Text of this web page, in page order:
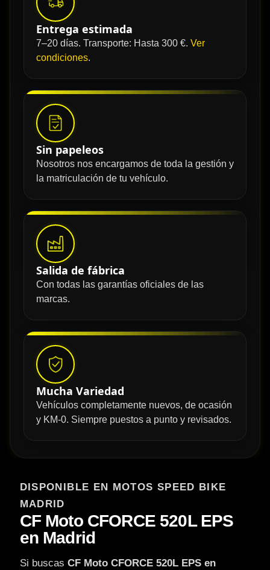
Entrega estimada
7–20 días. Transporte: Hasta 300 €. Ver
condiciones.
Sin papeleos
Nosotros nos encargamos de toda la gestión y
la matriculación de tu vehículo.
Salida de fábrica
Con todas las garantías oficiales de las
marcas.
Mucha Variedad
Vehículos completamente nuevos, de ocasión
y KM-0. Siempre puestos a punto y revisados.
DISPONIBLE EN MOTOS SPEED BIKE
MADRID
CF Moto CFORCE 520L EPS
en Madrid
Si buscas CF Moto CFORCE 520L EPS en